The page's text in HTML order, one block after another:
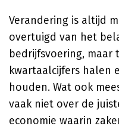
Verandering is altijd
overtuigd van het
bedrijfsvoering, maar
kwartaalcijfers halen
houden. Wat ook
vaak niet over de
economie waarin